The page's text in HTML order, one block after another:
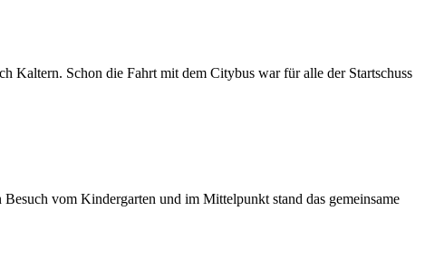
Kaltern. Schon die Fahrt mit dem Citybus war für alle der Startschuss
vom Kindergarten und im Mittelpunkt stand das gemeinsame